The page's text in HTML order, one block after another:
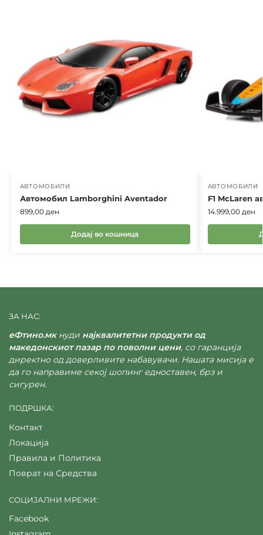
АВТОМОБИЛИ
Автомобил Lamborghini Aventador
899,00 ден
Додај во кошница
АВТОМОБИЛИ
F1 McLaren
14.999,00 ден
ЗА НАС:
еФтино.мкнуди најквалитетни продукти од
македонскиот пазар по поволни цени, со гаранција
директно од доверливите набавувачи. Нашата мисија е
да го направиме секој шопинг едноставен, брз и
сигурен.
ПОДРШКА:
Контакт
Локација
Правила и Политика
Поврат на Средства
СОЦИЈАЛНИ МРЕЖИ:
Facebook